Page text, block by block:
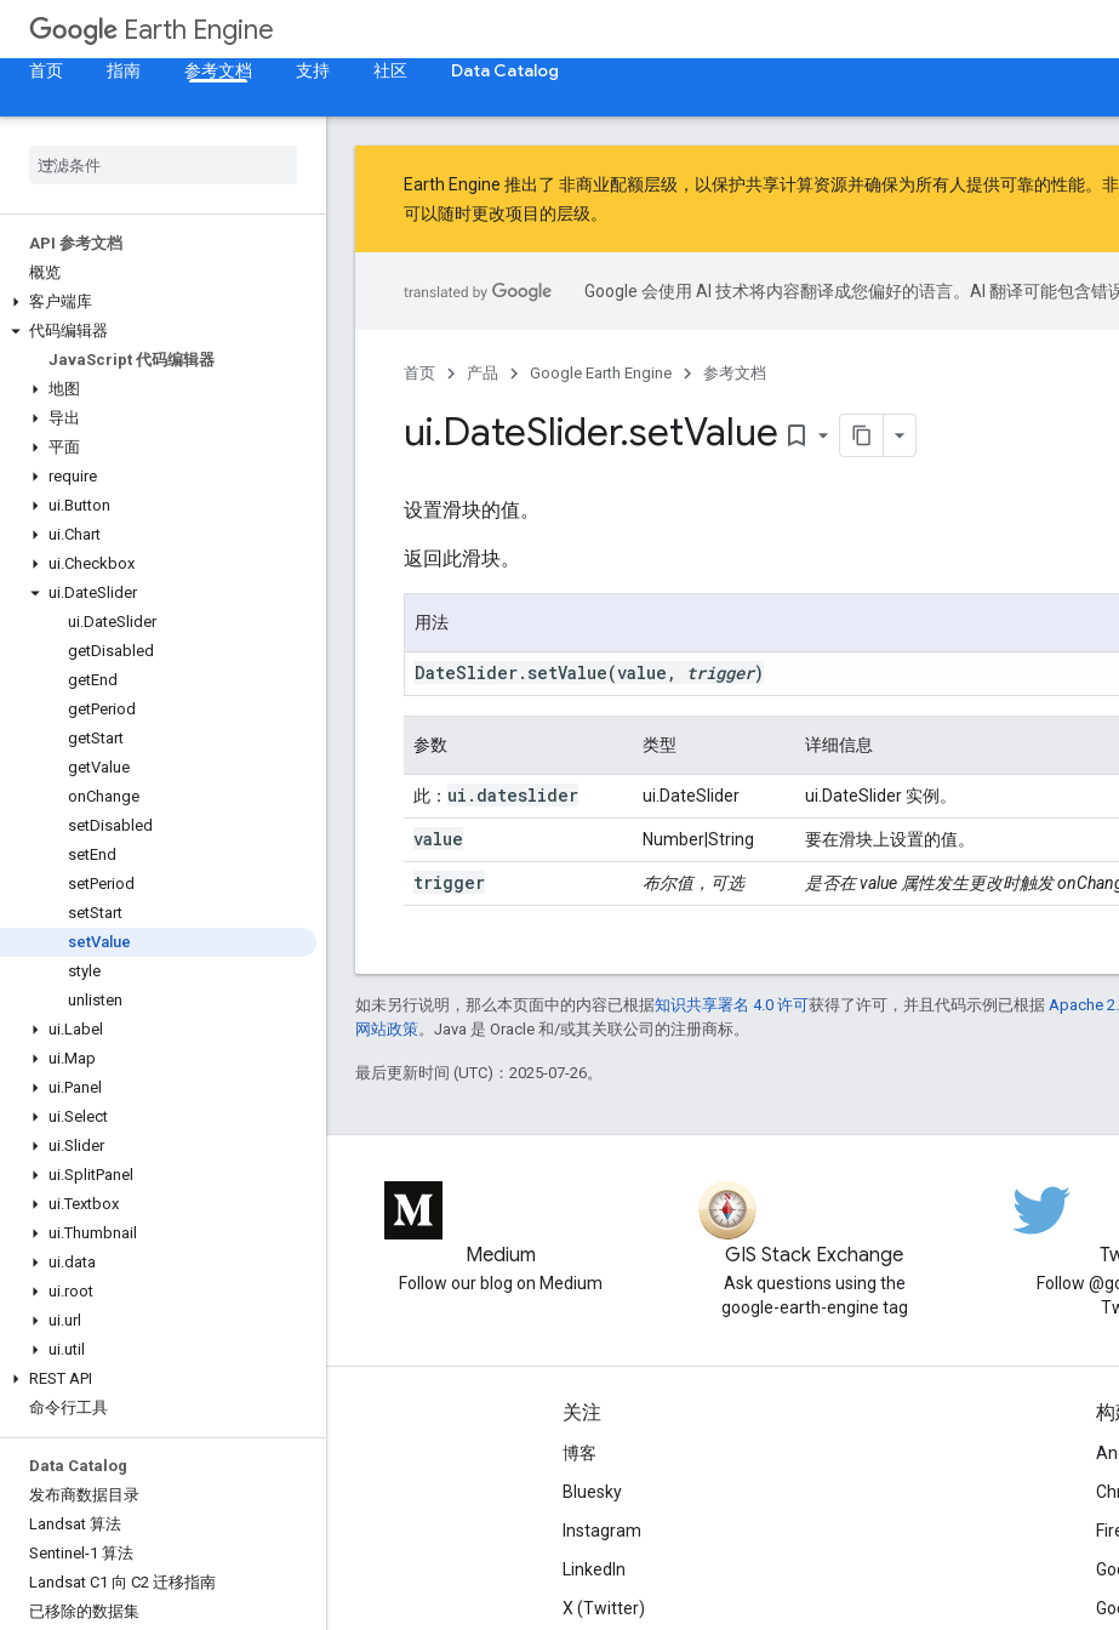
Earth Engine
首页
指南 参考文档 支持 社区 Data Catalog
API 参考文档
概览
客户端库
代码编辑器
JavaScript 代码编辑器
地图
导出
平面
require
ui.Button
ui.Chart
ui.Checkbox
ui.DateSlider
ui.DateSlider
getDisabled
getEnd
getPeriod
getStart
getValue
onChange
setDisabled
setEnd
setPeriod
setStart
setValue
style
unlisten
ui.Label
ui.Map
ui.Panel
ui.Select
ui.Slider
ui.SplitPanel
ui.Textbox
ui.Thumbnail
ui.data
ui.root
ui.url
ui.util
REST API
命令行工具
Data Catalog
发布商数据目录
Landsat 算法
Sentinel-1 算法
Landsat C1 向 C2 迁移指南
已移除的数据集
Earth Engine 推出了 非商业配额层级 ，以保护共享计算资源并确保为所有人提供可靠的性能。
可以随时更改项目的层级。
Google 会使用 AI 技术将内容翻译成您偏好的语言。AI 翻译可能包含错误
首页 产品 Google Earth Engine 参考文档
ui.DateSlider.setValue bookmark_border
设置滑块的值。
返回此滑块。
用法
DateSlider. setValue(value , trigger)
参数 类型 详细信息
此： ui . dateslider ui.DateSlider ui.DateSlider 实例。
value Number|String 要在滑块上设置的值。
trigger 布尔值，可选 是否在 value 属性发生更改时触发
如未另行说明，那么本页面中的内容已根据知识共享署名 4.0 许可获得了许可，并且代码示例已根据 Apache
网站政策。Java 是 Oracle 和/或其关联公司的注册商标。
最后更新时间 (UTC)：2025-07-26。
Medium
Follow our blog on Medium
GIS Stack Exchange
Ask questions using the
google-earth-engine tag
Follow
互动
Google Developer Groups
Google Developer Experts
Google Cloud & NVIDIA
关注
博客
Bluesky
Instagram
LinkedIn
X (Twitter)
构